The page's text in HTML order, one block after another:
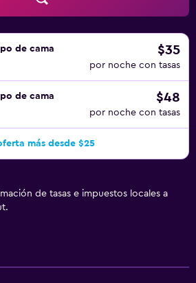
de cama
$35
por noche con tasas
de cama
$48
por noche con tasas
más desde $25
de tasas e impuestos locales a